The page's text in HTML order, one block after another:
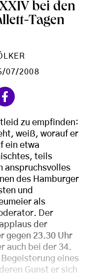
bei den
Tagen
07/2008
zu empfinden:
weiß, worauf er
ein etwa
teils
anspruchsvolles
des Hamburger
und
als
Der
der
gegen 23.30 Uhr
auch bei der 34.
eines
Gunst er sich